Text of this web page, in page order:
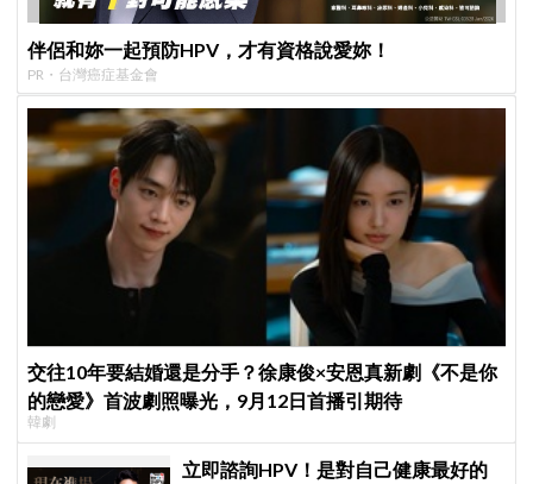
伴侶和妳一起預防HPV，才有資格說愛妳！
PR・台灣癌症基金會
交往10年要結婚還是分手？徐康俊×安恩真新劇《不是你
的戀愛》首波劇照曝光，9月12日首播引期待
韓劇
立即諮詢HPV！是對自己健康最好的